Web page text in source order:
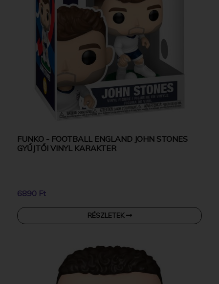
FUNKO - FOOTBALL ENGLAND JOHN STONES
GYŰJTŐI VINYL KARAKTER
6890 Ft
RÉSZLETEK